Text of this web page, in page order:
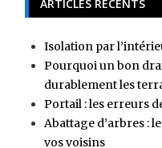
ARTICLES RÉCENTS
Isolation par
Pourquoi un bon
durablement les
Portail : les erreurs
Abattage d’arbres :
vos voisins